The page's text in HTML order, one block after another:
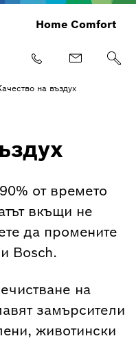
Home Comfort
на въздух
от времето
вкъщи не
да промените
Bosch.
на
замърсители
животински